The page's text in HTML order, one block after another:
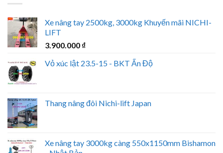
Xe nâng tay 2500kg, 3000kg Khuyến mãi NICHI-
LIFT
3.900.000 ₫
Vỏ xúc lật 23.5-15 - BKT Ấn Độ
Thang nâng đôi Nichi-lift Japan
Xe nâng tay 3000kg càng 550x1150mm Bishamon